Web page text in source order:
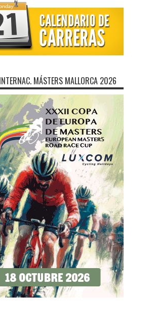
MÁSTERS MALLORCA 2026